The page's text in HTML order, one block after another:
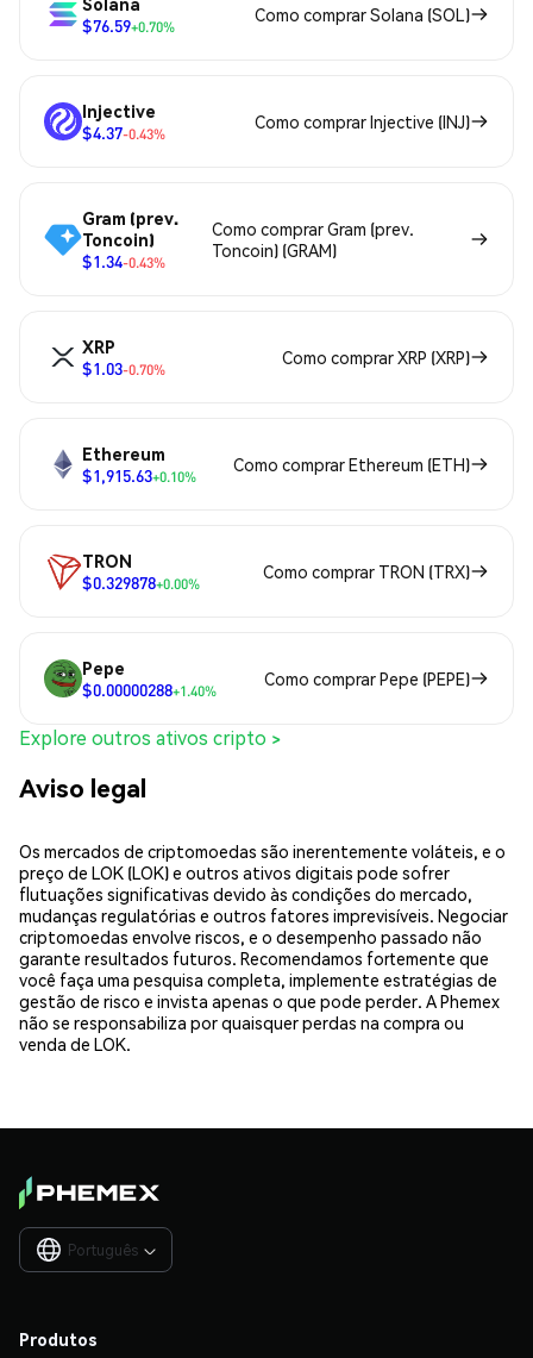
$76.59+0.70%
Como comprar Solana (SOL)
Injective
$4.37-0.43%
Como comprar Injective (INJ)
Gram (prev.
Toncoin)
$1.34-0.43%
Como comprar Gram (prev.
Toncoin) (GRAM)
XRP
$1.03-0.70%
Como comprar XRP (XRP)
Ethereum
$1,915.63+0.10%
Como comprar Ethereum (ETH)
TRON
$0.329878+0.00%
Como comprar TRON (TRX)
Pepe
$0.00000288+1.40%
Como comprar Pepe (PEPE)
Explore outros ativos cripto >
Aviso legal
Os mercados de criptomoedas são inerentemente voláteis, e o
preço de LOK (LOK) e outros ativos digitais pode sofrer
flutuações significativas devido às condições do mercado,
mudanças regulatórias e outros fatores imprevisíveis. Negociar
criptomoedas envolve riscos, e o desempenho passado não
garante resultados futuros. Recomendamos fortemente que
você faça uma pesquisa completa, implemente estratégias de
gestão de risco e invista apenas o que pode perder. A Phemex
não se responsabiliza por quaisquer perdas na compra ou
venda de LOK.
Português 
Produtos